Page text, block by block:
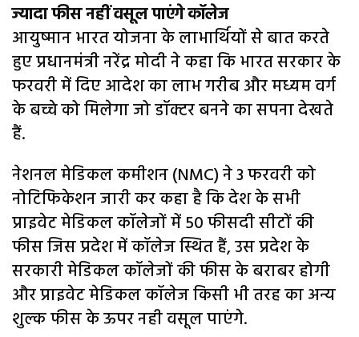
ज्यादा फीस नहीं वसूल पाएंगे कॉलेज
आयुष्मान भारत योजना के लाभार्थियों से बात करते
हुए प्रधानमंत्री नरेंद्र मोदी ने कहा कि भारत सरकार के
फरवरी में दिए आदेश का लाभ गरीब और मध्यम वर्ग
के बच्चे को मिलेगा जो डॉक्टर बनने का सपना देखते
हैं.
नेशनल मेडिकल कमीशन (NMC) ने 3 फरवरी को
नोटिफिकेशन जारी कर कहा है कि देश के सभी
प्राइवेट मेडिकल कॉलेजों में 50 फीसदी सीटों की
फीस जिस प्रदेश में कॉलेज स्थित हैं, उस प्रदेश के
सरकारी मेडिकल कॉलेजों की फीस के बराबर होगी
और प्राइवेट मेडिकल कॉलेज किसी भी तरह का अन्य
शुल्क फीस के ऊपर नही वसूल पाएंगे.